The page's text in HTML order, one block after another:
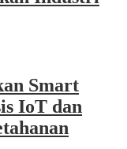
Smart
IoT dan